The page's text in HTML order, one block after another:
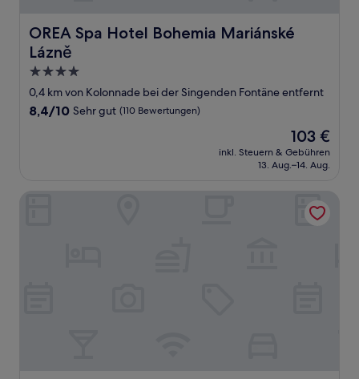
OREA Spa Hotel Bohemia Mariánské
Lázně
OREA Spa Hotel Bohemia Mariánské Lázně
4.0-
Sterne-
Unterkunft
0,4 km von Kolonnade bei der Singenden Fontäne entfernt
8.4
Bewertungen)
8,4/10 Sehr gut (110 Bewertungen)
Der
Preis
beträgt
103 €
inkl. Steuern & Gebühren
13. Aug.–14. Aug.